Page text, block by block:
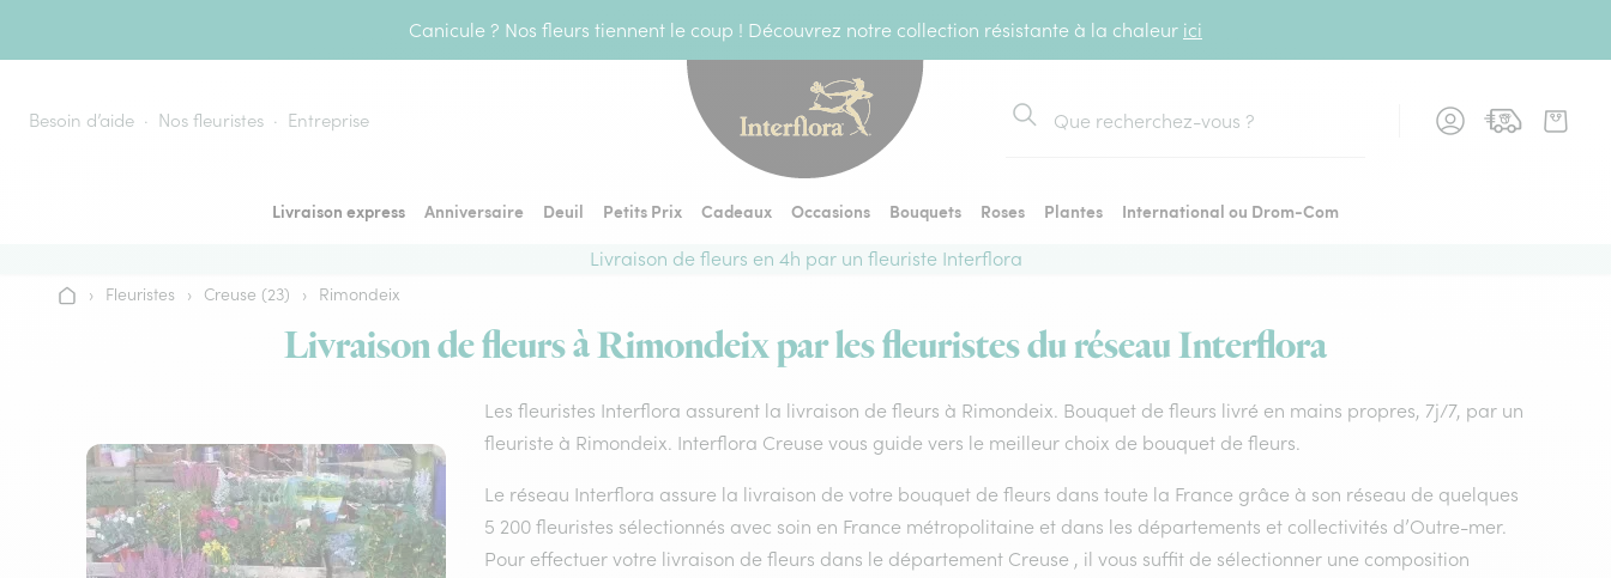
Canicule ? Nos fleurs tiennent le coup ! Découvrez notre collection résistante à la chaleur ici
Besoin d’aide Nos fleuristes Entreprise
Rechercher
Livraison express Anniversaire Deuil Petits Prix Cadeaux Occasions Bouquets Roses Plantes
International ou Drom-Com
Livraison de fleurs en 4h par un fleuriste Interflora
Accueil
› Fleuristes › Creuse (23) › Rimondeix
Livraison de fleurs à Rimondeix par les fleuristes du réseau Interflora
Les fleuristes Interflora assurent la livraison de fleurs à Rimondeix. Bouquet de fleurs livré en mains propres, 7j/7, par un
fleuriste à Rimondeix. Interflora Creuse vous guide vers le meilleur choix de bouquet de fleurs.
Le réseau Interflora assure la livraison de votre bouquet de fleurs dans toute la France grâce à son réseau de quelques
5 200 fleuristes sélectionnés avec soin en France métropolitaine et dans les départements et collectivités d’Outre-mer.
Pour effectuer votre livraison de fleurs dans le département Creuse , il vous suffit de sélectionner une composition